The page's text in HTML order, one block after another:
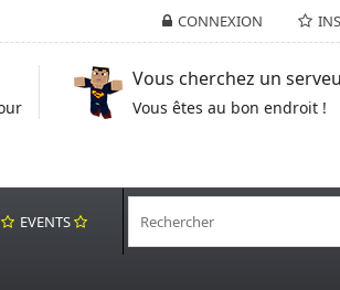
CONNEXION
Vous cherchez un
Vous êtes au bon endroit !
EVENTS